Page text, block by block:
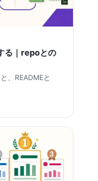
る｜repoとの
、READMEと